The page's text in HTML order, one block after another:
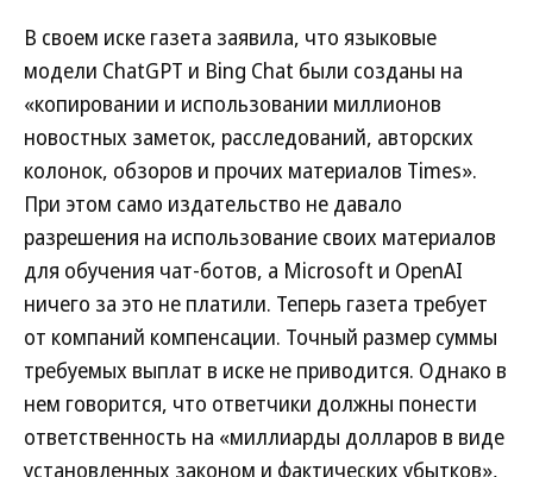
В своем иске газета заявила, что языковые
модели ChatGPT и Bing Chat были созданы на
«копировании и использовании миллионов
новостных заметок, расследований, авторских
колонок, обзоров и прочих материалов Times».
При этом само издательство не давало
разрешения на использование своих материалов
для обучения чат-ботов, а Microsoft и OpenAI
ничего за это не платили. Теперь газета требует
от компаний компенсации. Точный размер суммы
требуемых выплат в иске не приводится. Однако в
нем говорится, что ответчики должны понести
ответственность на «миллиарды долларов в виде
установленных законом и фактических убытков»,